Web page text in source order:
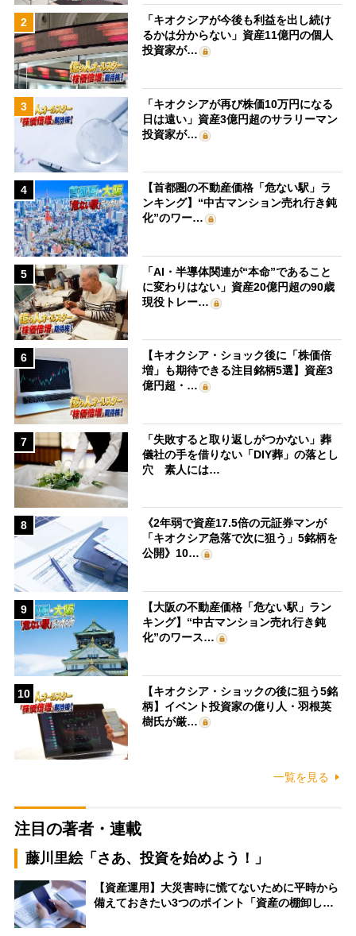
2
「キオクシアが今後も利益を出し続け
るかは分からない」資産11億円の個人
投資家が…
3
「キオクシアが再び株価10万円になる
日は遠い」資産3億円超のサラリーマン
投資家が…
4
【首都圏の不動産価格「危ない駅」ラ
ンキング】“中古マンション売れ行き鈍
化”のワー…
5
「AI・半導体関連が“本命”であること
に変わりはない」資産20億円超の90歳
現役トレー…
6
【キオクシア・ショック後に「株価倍
増」も期待できる注目銘柄5選】資産3
億円超・…
7
「失敗すると取り返しがつかない」葬
儀社の手を借りない「DIY葬」の落とし
穴 素人には…
8
《2年弱で資産17.5倍の元証券マンが
「キオクシア急落で次に狙う」5銘柄を
公開》10…
9
【大阪の不動産価格「危ない駅」ラン
キング】“中古マンション売れ行き鈍
化”のワース…
10
【キオクシア・ショックの後に狙う5銘
柄】イベント投資家の億り人・羽根英
樹氏が厳…
一覧を見る
注目の著者・連載
藤川里絵「さあ、投資を始めよう！」
【資産運用】大災害時に慌てないために平時から
備えておきたい3つのポイント「資産の棚卸し…